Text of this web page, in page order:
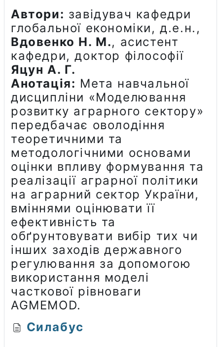
Автори: завідувач кафедри
глобальної економіки, д.е.н.,
Вдовенко Н. М., асистент
кафедри, доктор філософії
Яцун А. Г.
Анотація: Мета навчальної
дисципліни «Моделювання
розвитку аграрного сектору»
передбачає оволодіння
теоретичними та
методологічними основами
оцінки впливу формування та
реалізації аграрної політики
на аграрний сектор України,
вміннями оцінювати її
ефективність та
обґрунтовувати вибір тих чи
інших заходів державного
регулювання за допомогою
використання моделі
часткової рівноваги
AGMEMOD.
Силабус